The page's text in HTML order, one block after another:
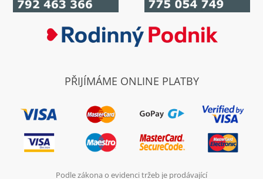
PŘIJÍMÁME ONLINE PLATBY
Podle zákona o evidenci tržeb je prodávající